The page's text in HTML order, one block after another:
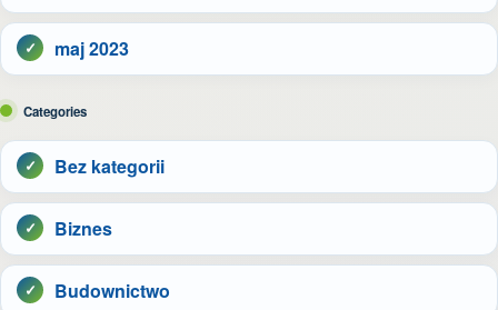
maj 2023
Categories
Bez kategorii
Biznes
Budownictwo